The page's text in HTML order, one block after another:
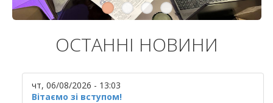
ОСТАННІ НОВИНИ
чт, 06/08/2026 - 13:03
Вітаємо зі вступом!